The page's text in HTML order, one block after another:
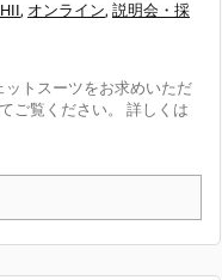
, オンライン, 説明会・採
ットスーツをお求めいただ
ご覧ください。 詳しくは